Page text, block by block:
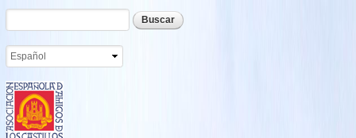
Pasar al
contenido
Formulario de búsqueda
Buscar